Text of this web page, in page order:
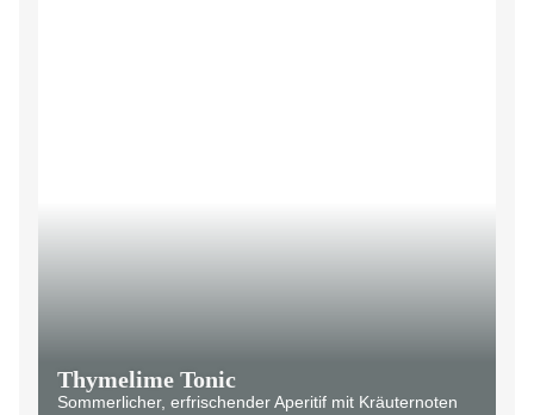
Thymelime Tonic
Sommerlicher, erfrischender Aperitif mit Kräuternoten